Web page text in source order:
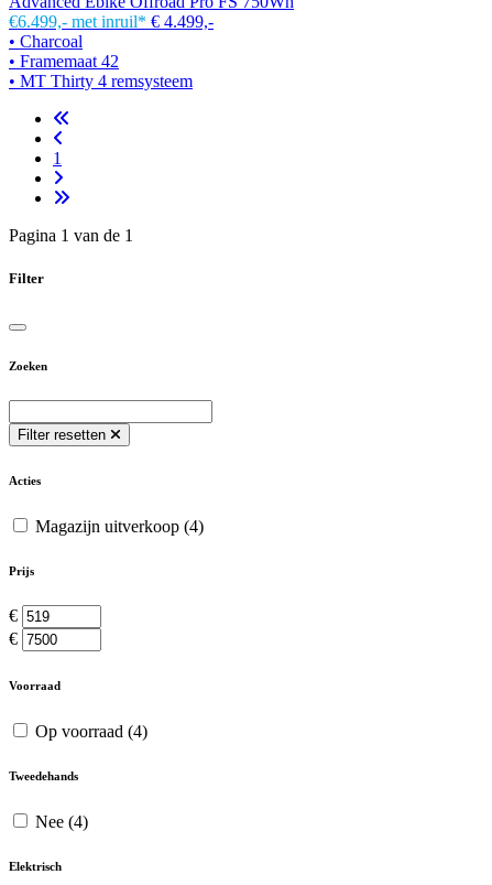
€6.499,- met inruil* € 4.499,-
• Charcoal
• Framemaat 42
• MT Thirty 4 remsysteem
1
Pagina 1 van de 1
Filter
Zoeken
Filter resetten
Acties
Magazijn uitverkoop (4)
Prijs
€
€
Voorraad
Op voorraad (4)
Tweedehands
Nee (4)
Elektrisch